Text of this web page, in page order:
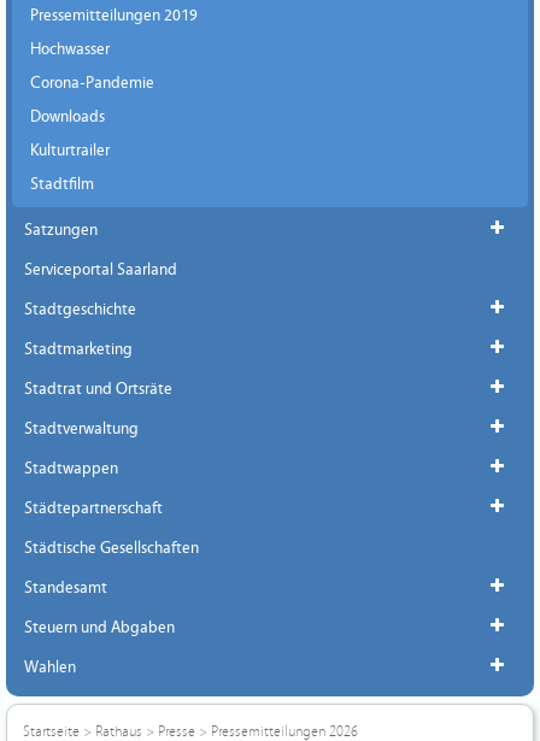
Pressemitteilungen 2019
Hochwasser
Corona-Pandemie
Downloads
Kulturtrailer
Stadtfilm
Satzungen
Serviceportal Saarland
Stadtgeschichte
Stadtmarketing
Stadtrat und Ortsräte
Stadtverwaltung
Stadtwappen
Städtepartnerschaft
Städtische Gesellschaften
Standesamt
Steuern und Abgaben
Wahlen
Startseite > Rathaus > Presse > Pressemitteilungen 2026